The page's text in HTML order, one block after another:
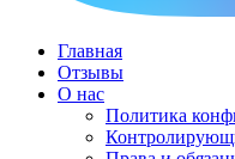
Главная
Отзывы
О нас
Политика